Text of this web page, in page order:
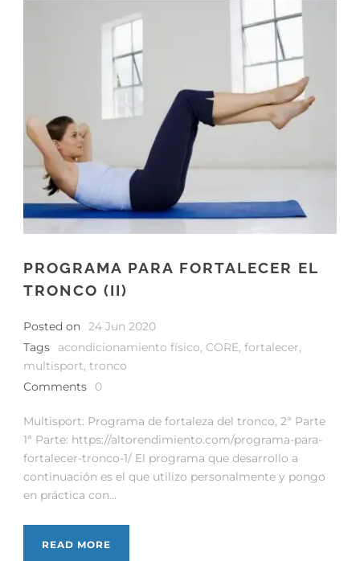
PROGRAMA PARA FORTALECER EL
TRONCO (II)
Posted on 24 Jun 2020
Tags
acondicionamiento físico, CORE, fortalecer,
multisport, tronco
Comments
0
Multisport: Programa de fortaleza del tronco, 2ª Parte
1ª Parte: https://altorendimiento.com/programa-para-
fortalecer-tronco-1/ El programa que desarrollo a
continuación es el que utilizo personalmente y pongo
en práctica con...
READ MORE